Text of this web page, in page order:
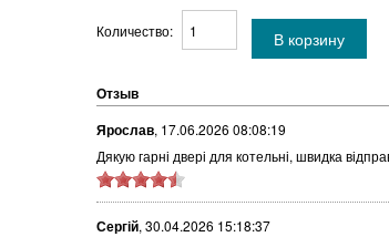
Количество:
Отзыв
Ярослав, 17.06.2026 08:08:19
Дякую гарні двері для котельні, швидка
Сергій, 30.04.2026 15:18:37